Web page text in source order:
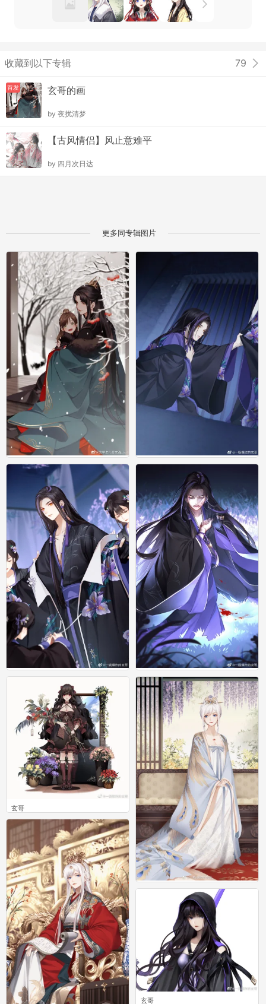
收藏到以下专辑 79
首发 玄哥的画
by 夜扰清梦
【古风情侣】风止意难平
by 四月次日达
更多同专辑图片
玄哥
玄哥
玄哥
1
玄哥 玄哥
0
玄哥
玄哥